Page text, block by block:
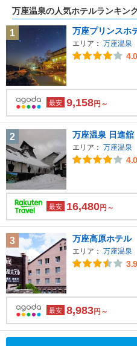
万座温泉の人気ホテルランキン
1 万座プリンスホ
エリア： 万座温泉
最安 9,158円～
2 万座温泉 日進舘
エリア： 万座温泉
最安 16,480円～
3 万座高原ホテル
エリア： 万座温泉
最安 8,983円～